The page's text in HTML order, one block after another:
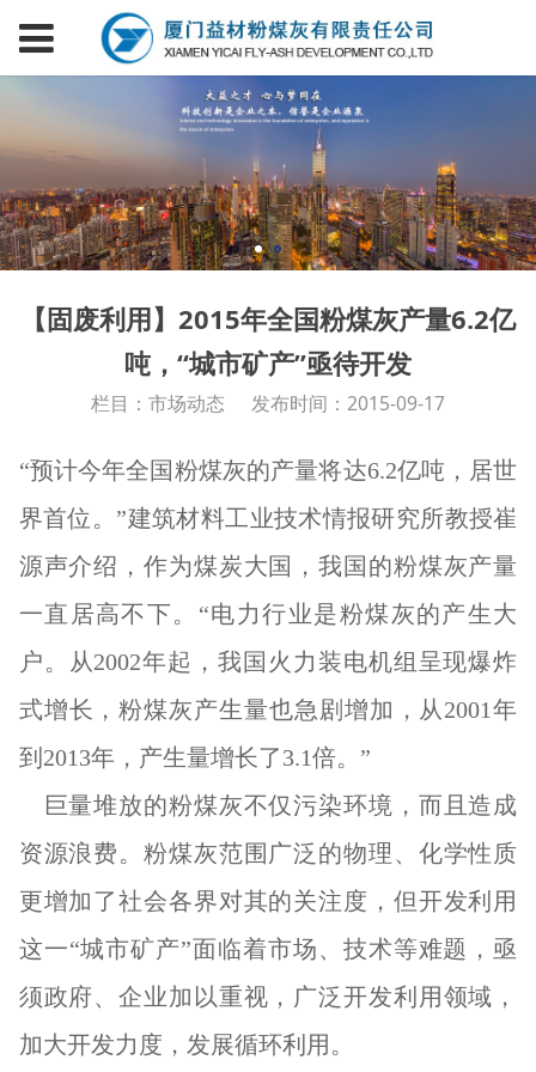
【固废利用】2015年全国粉煤灰产量6.2亿
吨，“城市矿产”亟待开发
栏目：市场动态 发布时间：2015-09-17
“预计今年全国粉煤灰的产量将达6.2亿吨，居世
界首位。”建筑材料工业技术情报研究所教授崔
源声介绍，作为煤炭大国，我国的粉煤灰产量
一直居高不下。“电力行业是粉煤灰的产生大
户。从2002年起，我国火力装电机组呈现爆炸
式增长，粉煤灰产生量也急剧增加，从2001年
到2013年，产生量增长了3.1倍。”
巨量堆放的粉煤灰不仅污染环境，而且造成
资源浪费。粉煤灰范围广泛的物理、化学性质
更增加了社会各界对其的关注度，但开发利用
这一“城市矿产”面临着市场、技术等难题，亟
须政府、企业加以重视，广泛开发利用领域，
加大开发力度，发展循环利用。